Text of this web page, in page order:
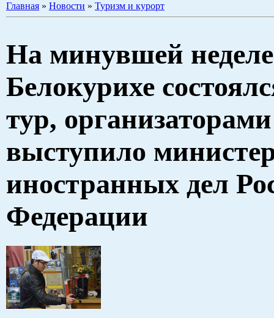
Главная » Новости » Туризм и курорт
На минувшей
Белокурихе
тур,
выступило
иностранных дел
Федерации